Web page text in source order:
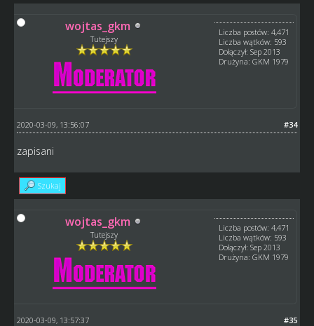
wojtas_gkm
Tutejszy
Liczba postów: 4,471
Liczba wątków: 593
Dołączył: Sep 2013
Drużyna: GKM 1979
#34
2020-03-09, 13:56:07
zapisani
Szukaj
wojtas_gkm
Tutejszy
Liczba postów: 4,471
Liczba wątków: 593
Dołączył: Sep 2013
Drużyna: GKM 1979
#35
2020-03-09, 13:57:37